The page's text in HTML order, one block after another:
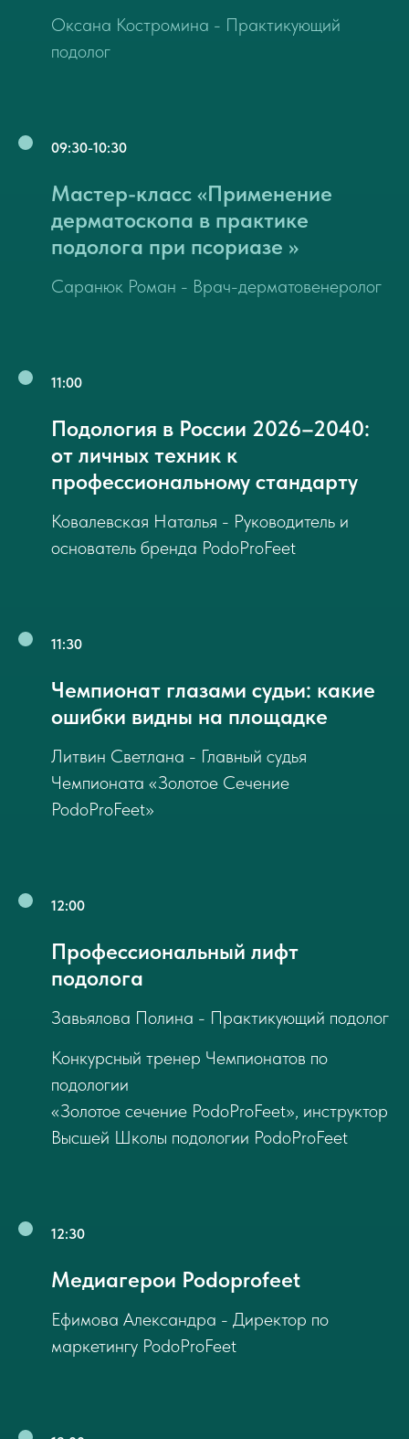
Оксана Костромина - Практикующий
подолог
09:30-10:30
Мастер-класс «Применение
дерматоскопа в практике
подолога при псориазе »
Саранюк Роман - Врач-дерматовенеролог
11:00
Подология в России 2026–2040:
от личных техник к
профессиональному стандарту
Ковалевская Наталья - Руководитель и
основатель бренда PodoProFeet
11:30
Чемпионат глазами судьи: какие
ошибки видны на площадке
Литвин Светлана - Главный судья
Чемпионата «Золотое Сечение
PodoProFeet»
12:00
Профессиональный лифт
подолога
Завьялова Полина - Практикующий подолог
Конкурсный тренер Чемпионатов по
подологии
«Золотое сечение PodoProFeet», инструктор
Высшей Школы подологии PodoProFeet
12:30
Медиагерои Podoprofeet
Ефимова Александра - Директор по
маркетингу PodoProFeet